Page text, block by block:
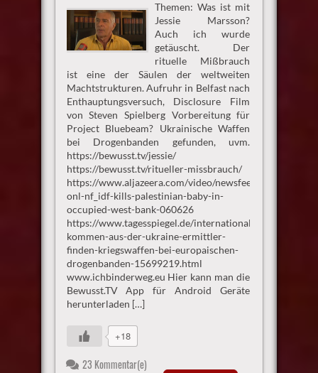
Themen: Was ist mit
Jessie Marsson?
Auch ich wurde
getäuscht. Der
rituelle Mißbrauch
ist eine der Säulen der weltweiten
Machtstrukturen. Aufruhr in Belfast nach
Enthauptungsversuch, Disclosure Film
von Steven Spielberg Vorbereitung für
Project Bluebeam? Ukrainische Waffen
bei Drogenbanden gefunden, uvm.
https://bewusst.tv/jessie/
https://bewusst.tv/ritueller-missbrauch/
https://www.aljazeera.com/video/newsfeed/2026/6/6/
onl-nf_idf-kills-palestinian-baby-in-
occupied-west-bank-060626
https://www.tagesspiegel.de/internationales/sie-
kommen-aus-der-ukraine-ermittler-
finden-kriegswaffen-bei-europaischen-
drogenbanden-15699219.html
www.ichbinderweg.eu Hier kann man die
Bewusst.TV App für Android Geräte
herunterladen […]
+18
23 Kommentar(e)